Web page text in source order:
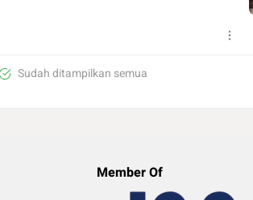
Sudah ditampilkan semua
Member Of